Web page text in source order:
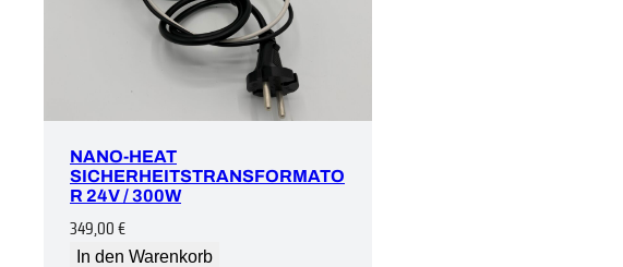
NANO-HEAT
SICHERHEITSTRANSFORMATO
R 24V / 300W
349,00€
In den Warenkorb